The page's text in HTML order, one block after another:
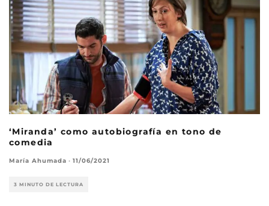
‘Miranda’ como autobiografía en tono de
comedia
María Ahumada · 11/06/2021
3 MINUTO DE LECTURA